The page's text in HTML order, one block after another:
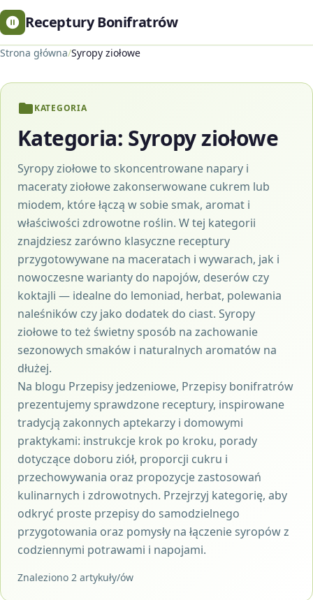
Receptury Bonifratrów
Strona główna/Syropy ziołowe
KATEGORIA
Kategoria: Syropy ziołowe
Syropy ziołowe to skoncentrowane napary i
maceraty ziołowe zakonserwowane cukrem lub
miodem, które łączą w sobie smak, aromat i
właściwości zdrowotne roślin. W tej kategorii
znajdziesz zarówno klasyczne receptury
przygotowywane na maceratach i wywarach, jak i
nowoczesne warianty do napojów, deserów czy
koktajli — idealne do lemoniad, herbat, polewania
naleśników czy jako dodatek do ciast. Syropy
ziołowe to też świetny sposób na zachowanie
sezonowych smaków i naturalnych aromatów na
dłużej.
Na blogu Przepisy jedzeniowe, Przepisy bonifratrów
prezentujemy sprawdzone receptury, inspirowane
tradycją zakonnych aptekarzy i domowymi
praktykami: instrukcje krok po kroku, porady
dotyczące doboru ziół, proporcji cukru i
przechowywania oraz propozycje zastosowań
kulinarnych i zdrowotnych. Przejrzyj kategorię, aby
odkryć proste przepisy do samodzielnego
przygotowania oraz pomysły na łączenie syropów z
codziennymi potrawami i napojami.
Znaleziono 2 artykuły/ów